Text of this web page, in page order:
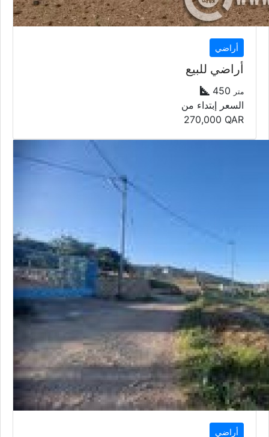
أراضي
أراضي للبيع
450 متر
السعر إبتداء من
270,000 QAR
أراضي